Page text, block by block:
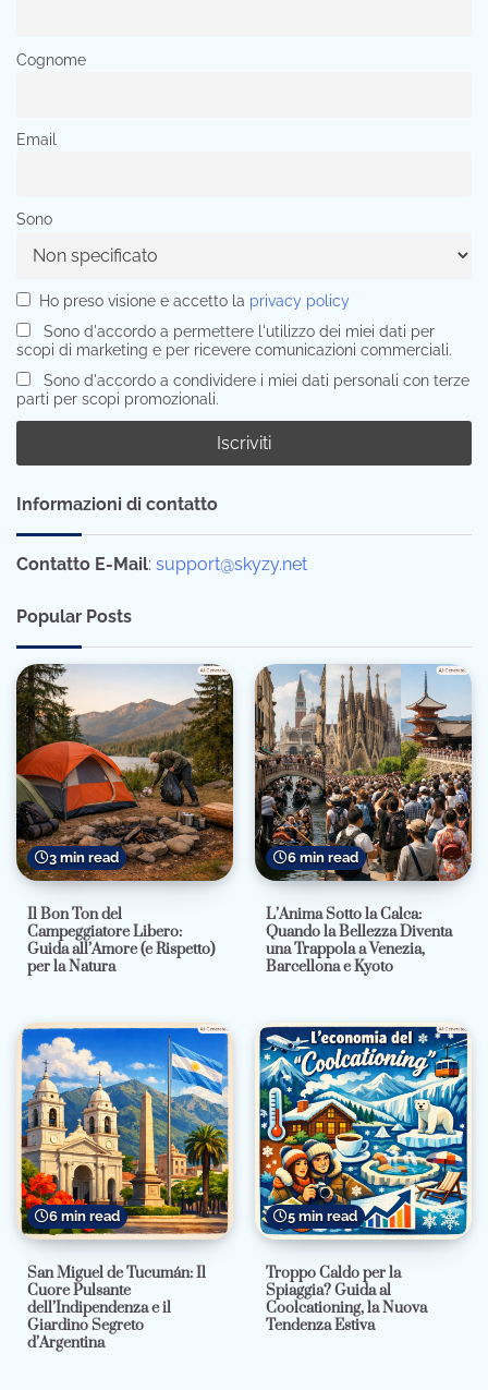
Cognome
Email
Sono
Ho preso visione e accetto la privacy policy
Sono d'accordo a permettere l'utilizzo dei miei dati per
scopi di marketing e per ricevere comunicazioni commerciali.
Sono d'accordo a condividere i miei dati personali con terze
parti per scopi promozionali.
Informazioni di contatto
Contatto E-Mail: support@skyzy.net
Popular Posts
3 min read
Il Bon Ton del
Campeggiatore Libero:
Guida all’Amore (e Rispetto)
per la Natura
6 min read
L’Anima Sotto la Calca:
Quando la Bellezza Diventa
una Trappola a Venezia,
Barcellona e Kyoto
6 min read
San Miguel de Tucumán: Il
Cuore Pulsante
dell’Indipendenza e il
Giardino Segreto
d’Argentina
5 min read
Troppo Caldo per la
Spiaggia? Guida al
Coolcationing, la Nuova
Tendenza Estiva